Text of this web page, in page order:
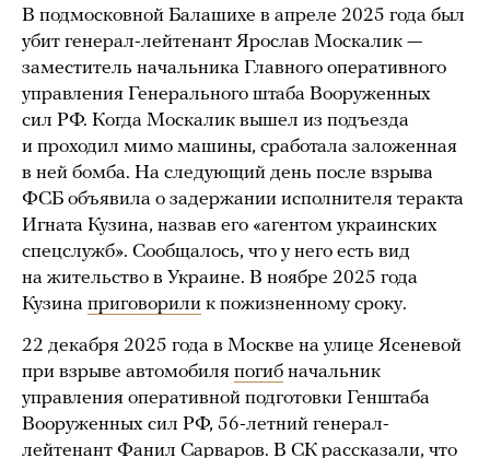
В подмосковной Балашихе в апреле 2025 года был
убит генерал-лейтенант Ярослав Москалик —
заместитель начальника Главного оперативного
управления Генерального штаба Вооруженных
сил РФ. Когда Москалик вышел из подъезда
и проходил мимо машины, сработала заложенная
в ней бомба. На следующий день после взрыва
ФСБ объявила о задержании исполнителя теракта
Игната Кузина, назвав его «агентом украинских
спецслужб». Сообщалось, что у него есть вид
на жительство в Украине. В ноябре 2025 года
Кузина приговорили к пожизненному сроку.
22 декабря 2025 года в Москве на улице Ясеневой
при взрыве автомобиля погиб начальник
управления оперативной подготовки Генштаба
Вооруженных сил РФ, 56-летний генерал-
лейтенант Фанил Сарваров. В СК рассказали, что